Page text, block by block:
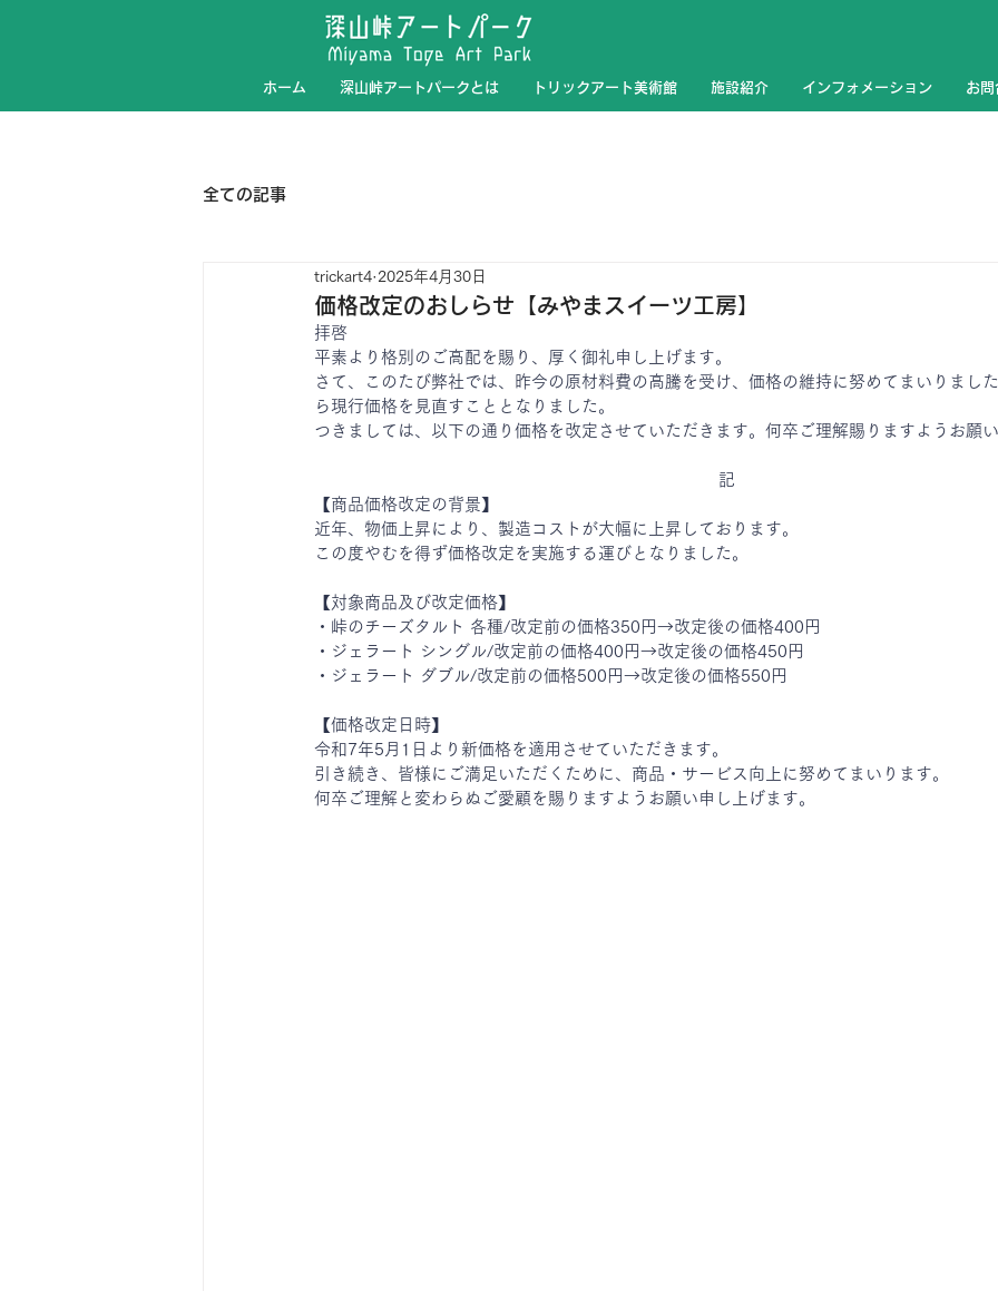
ホーム 深山峠アートパークとは トリックアート美術館 施設紹介 インフォメーション お問
全ての記事
価格改定のおしらせ【みやまスイーツ工房】
trickart4 2025年4月30日
拝啓
平素より格別のご高配を賜り、厚く御礼申し上げます。
さて、このたび弊社では、昨今の原材料費の高騰を受け、価格の維持に努めてまいりまし
ら現行価格を見直すこととなりました。
つきましては、以下の通り価格を改定させていただきます。何卒ご理解賜りますようお願
記
【商品価格改定の背景】
近年、物価上昇により、製造コストが大幅に上昇しております。
この度やむを得ず価格改定を実施する運びとなりました。
【対象商品及び改定価格】
・峠のチーズタルト 各種/改定前の価格350円→改定後の価格400円
・ジェラート シングル/改定前の価格400円→改定後の価格450円
・ジェラート ダブル/改定前の価格500円→改定後の価格550円
【価格改定日時】
令和7年5月1日より新価格を適用させていただきます。
引き続き、皆様にご満足いただくために、商品・サービス向上に努めてまいります。
何卒ご理解と変わらぬご愛顧を賜りますようお願い申し上げます。